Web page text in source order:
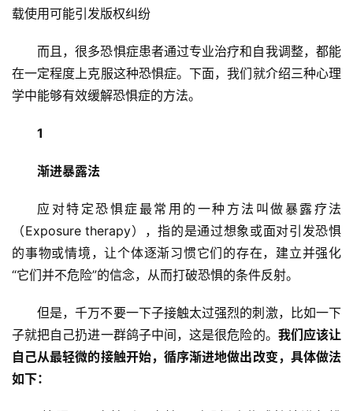
载使用可能引发版权纠纷
而且，很多恐惧症患者通过专业治疗和自我调整，都能
在一定程度上克服这种恐惧症。下面，我们就介绍三种心理
学中能够有效缓解恐惧症的方法。
1
渐进暴露法
应对特定恐惧症最常用的一种方法叫做暴露疗法
（Exposure therapy），指的是通过想象或面对引发恐惧
的事物或情境，让个体逐渐习惯它们的存在，建立并强化
“它们并不危险”的信念，从而打破恐惧的条件反射。
但是，千万不要一下子接触太过强烈的刺激，比如一下
子就把自己扔进一群鸽子中间，这是很危险的。 我们应该让
自己从最轻微的接触开始，循序渐进地做出改变，具体做法
如下：